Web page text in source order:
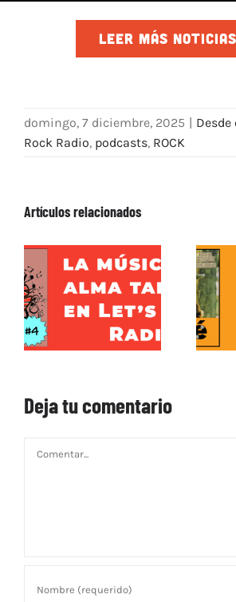
LEER MÁS NOTICIAS
domingo, 7 diciembre, 2025
Rock Radio, podcasts, ROCK
Artículos relacionados
Deja tu comentario
Comentar